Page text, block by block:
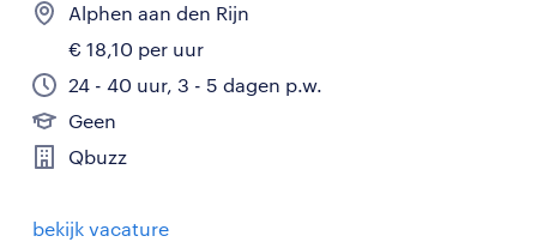
Alphen aan den Rijn
€ 18,10 per uur
24 - 40 uur, 3 - 5 dagen p.w.
Geen
Qbuzz
bekijk vacature